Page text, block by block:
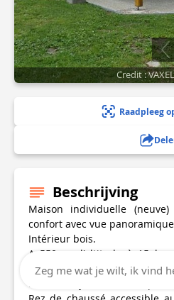
Credit :
Raadpleeg
Beschrijving
Maison individuelle
confort avec vue
Intérieur bois.
A 550 m d'altitude à 15 km
Gerardmer,10 km de Ventron.
Pour un séjour calme en plein
Zeg me wat je wilt, ik vind